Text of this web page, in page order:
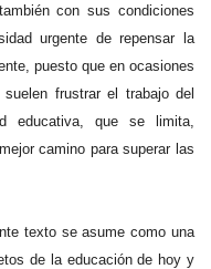
con sus condiciones
urgente de repensar la
puesto que en ocasiones
frustrar el trabajo del
educativa, que se limita,
camino para superar las
texto se asume como una
de la educación de hoy y